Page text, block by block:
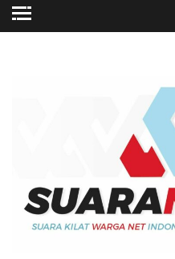
Skip
to